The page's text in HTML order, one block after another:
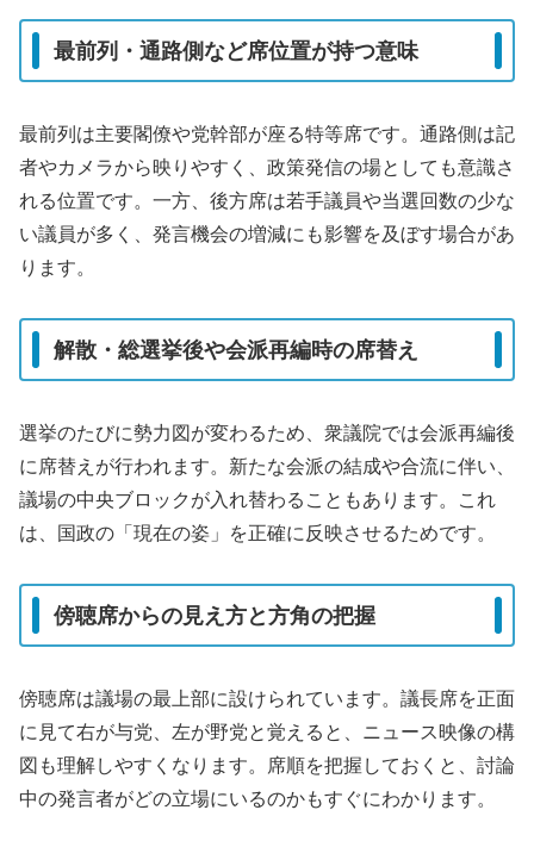
最前列・通路側など席位置が持つ意味
最前列は主要閣僚や党幹部が座る特等席です。通路側は記
者やカメラから映りやすく、政策発信の場としても意識さ
れる位置です。一方、後方席は若手議員や当選回数の少な
い議員が多く、発言機会の増減にも影響を及ぼす場合があ
ります。
解散・総選挙後や会派再編時の席替え
選挙のたびに勢力図が変わるため、衆議院では会派再編後
に席替えが行われます。新たな会派の結成や合流に伴い、
議場の中央ブロックが入れ替わることもあります。これ
は、国政の「現在の姿」を正確に反映させるためです。
傍聴席からの見え方と方角の把握
傍聴席は議場の最上部に設けられています。議長席を正面
に見て右が与党、左が野党と覚えると、ニュース映像の構
図も理解しやすくなります。席順を把握しておくと、討論
中の発言者がどの立場にいるのかもすぐにわかります。